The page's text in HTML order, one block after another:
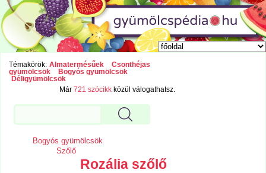
Témakörök: Almatermésűek
Csonthéjas
gyümölcsök
Bogyós gyümölcsök
Déligyümölcsök
Már721 szócikk közül válogathatsz.
Bogyós gyümölcsök
Szőlő
Rozália szőlő